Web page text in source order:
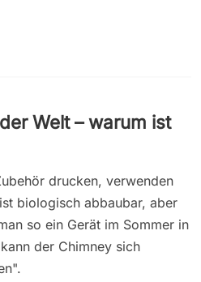
Welt – warum ist
drucken, verwenden
biologisch abbaubar, aber
so ein Gerät im Sommer in
der Chimney sich